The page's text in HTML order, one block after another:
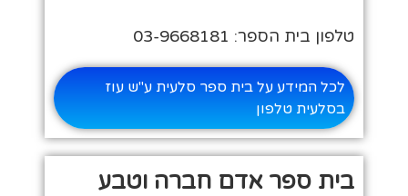
טלפון בית הספר: 03-9668181
לכל המידע על בית ספר סלעית ע"ש עוז
בסלעית טלפון
בית ספר אדם חברה וטבע